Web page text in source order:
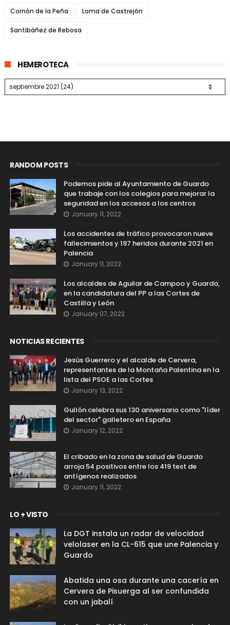
Cornón de la Peña Loma de Castrejón
Santibáñez de Rebosa
HEMEROTECA
RANDOM POSTS
Podemos pide al Ayuntamiento de Guardo
que trabaje con los colegios para mejorar la
seguridad en los accesos a los centros
January 11, 2022
Los accidentes de tráfico provocaron nueve
fallecimientos y 197 heridos durante 2021 en
Palencia
January 11, 2022
Los alcaldes de Aguilar de Campoo y Guardo,
en la candidatura del PP a las Cortes de
Castilla y León
January 07, 2022
NOTICIAS RECIENTES
Jesús Guerrero y el alcalde de Cervera,
representantes de la Montaña Palentina en la
lista del PSOE a las Cortes
January 13, 2022
Gullón celebra sus 130 aniversario como "líder
del sector" galletero en España
January 12, 2022
El cribado en la zona de salud de Guardo
arroja 54 positivos entre los 419 test de
antígenos realizados
January 11, 2022
LO + VISTO
La DGT instala un radar de velocidad
velolaser en la CL-615 que une Palencia y
Guardo
Abatida una osa durante una cacería en
Cervera de Pisuerga al ser confundida
con un jabalí